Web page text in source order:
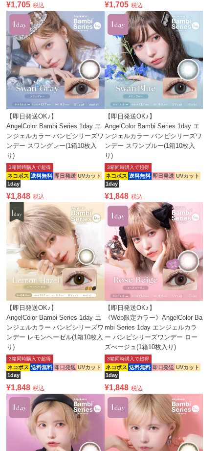
¥1,705 税込 ¥1,705 税込
【即日発送OK♪】
AngelColor Bambi Series 1day エ
ンジェルカラー バンビシリーズワ
ンデー スワングレー(1箱10枚入
り)
ネコポス 送料無料 即日発送 UVカット
1day
3箱同時購入で超得
¥1,848 税込
【即日発送OK♪】
AngelColor Bambi Series 1day エ
ンジェルカラー バンビシリーズワ
ンデー スワンブルー(1箱10枚入
り)
ネコポス 送料無料 即日発送 UVカット
1day
3箱同時購入で超得
¥1,848 税込
【即日発送OK♪】
AngelColor Bambi Series 1day エ
ンジェルカラー バンビシリーズワ
ンデー レモンヘーゼル(1箱10枚入
り)
ネコポス 送料無料 即日発送 UVカット
1day
3箱同時購入で超得
¥1,848 税込
【即日発送OK♪】
《Web限定カラー》AngelColor Ba
mbi Series 1day エンジェルカラ
ー バンビシリーズワンデー ロー
ズべージュ(1箱10枚入り)
ネコポス 送料無料 即日発送 UVカット
1day
3箱同時購入で超得
¥1,848 税込